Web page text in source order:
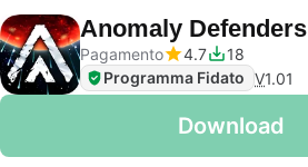
Anomaly Defenders
Pagamento
4.7
18
Programma Fidato V1.01
Download